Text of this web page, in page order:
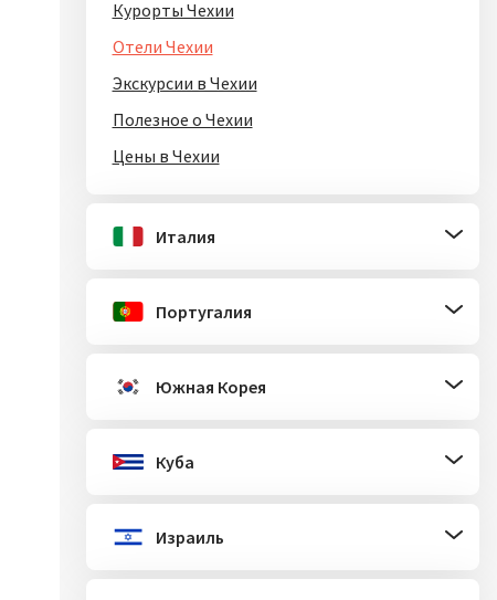
Курорты Чехии
Отели Чехии
Экскурсии в Чехии
Полезное о Чехии
Цены в Чехии
Италия
Португалия
Южная Корея
Куба
Израиль